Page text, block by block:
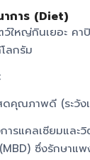
าการ (Diet)
ใหญ่กินเยอะ คาปิ
ลกรัม
คุณภาพดี (ระวัง
รแคลเซียมและวิ
ซึ่งรักษาแพ